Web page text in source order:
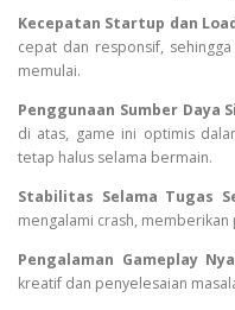
Kecepatan Startup dan
cepat dan responsif,
memulai.
Penggunaan Sumber Daya
di atas, game ini optimis
tetap halus selama bermain.
Stabilitas Selama Tugas
mengalami crash,
Pengalaman Gameplay
kreatif dan penyelesaian